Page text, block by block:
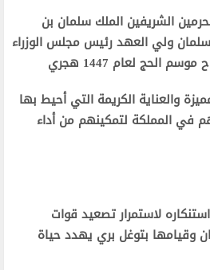
الشريفين الملك سلمان بن
سلمان ولي العهد رئيس مجلس الوزراء
الحج لعام 1447 هجري
والعناية الكريمة التي أحيط بها
في المملكة لتمكينهم من أداء
لاستمرار تصعيد قوات
وقيامها بتوغل بري يهدد حياة